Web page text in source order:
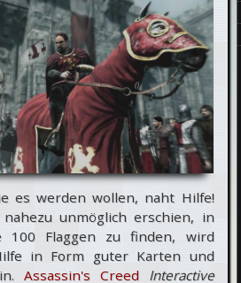
es werden wollen, naht Hilfe!
unmöglich erschien, in
100 Flaggen zu finden, wird
in Form guter Karten und
Assassin's CreedInteractive